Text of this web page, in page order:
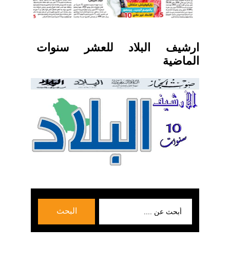
ارشيف البلاد للعشر سنوات
الماضية
البحث